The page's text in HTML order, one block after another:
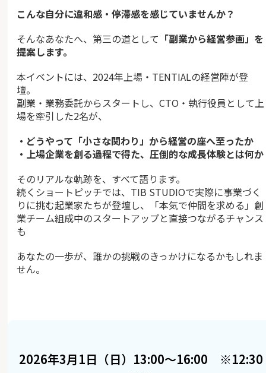
こんな自分に違和感・停滞感を感じていませんか？
そんなあなたへ、第三の道として 「副業から経営参画」を
提案します。
本イベントには、2024年上場・TENTIALの経営陣が登
壇。
副業・業務委託からスタートし、CTO・執行役員として上
場を牽引した2名が、
・どうやって「小さな関わり」から経営の座へ至ったか
・上場企業を創る過程で得た、圧倒的な成長体験とは何か
そのリアルな軌跡を、すべて語ります。
続くショートピッチでは、TIB STUDIOで実際に事業づく
りに挑む起業家たちが登壇し、「本気で仲間を求める」創
業チーム組成中のスタートアップと直接つながるチャンス
も
あなたの一歩が、誰かの挑戦のきっかけになるかもしれま
せん。
2026年3月1日（日）13:00〜16:00 ※12:30